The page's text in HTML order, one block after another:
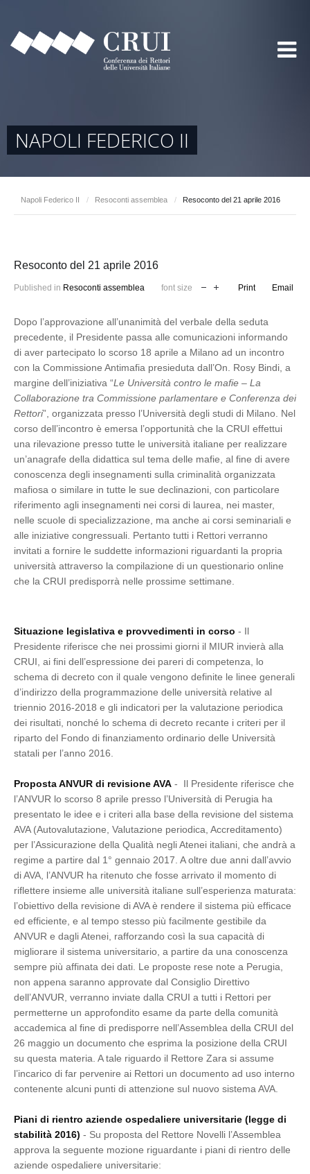
NAPOLI FEDERICO II
Napoli Federico II / Resoconti assemblea / Resoconto del 21 aprile 2016
Resoconto del 21 aprile 2016
Published in Resoconti assemblea font size Print Email
Dopo l’approvazione all’unanimità del verbale della seduta
precedente, il Presidente passa alle comunicazioni informando
di aver partecipato lo scorso 18 aprile a Milano ad un incontro
con la Commissione Antimafia presieduta dall’On. Rosy Bindi, a
margine dell’iniziativa “Le Università contro le mafie – La
Collaborazione tra Commissione parlamentare e Conferenza dei
Rettori”, organizzata presso l’Università degli studi di Milano. Nel
corso dell’incontro è emersa l’opportunità che la CRUI effettui
una rilevazione presso tutte le università italiane per realizzare
un’anagrafe della didattica sul tema delle mafie, al fine di avere
conoscenza degli insegnamenti sulla criminalità organizzata
mafiosa o similare in tutte le sue declinazioni, con particolare
riferimento agli insegnamenti nei corsi di laurea, nei master,
nelle scuole di specializzazione, ma anche ai corsi seminariali e
alle iniziative congressuali. Pertanto tutti i Rettori verranno
invitati a fornire le suddette informazioni riguardanti la propria
università attraverso la compilazione di un questionario online
che la CRUI predisporrà nelle prossime settimane.
Situazione legislativa e provvedimenti in corso - Il
Presidente riferisce che nei prossimi giorni il MIUR invierà alla
CRUI, ai fini dell’espressione dei pareri di competenza, lo
schema di decreto con il quale vengono definite le linee generali
d’indirizzo della programmazione delle università relative al
triennio 2016-2018 e gli indicatori per la valutazione periodica
dei risultati, nonché lo schema di decreto recante i criteri per il
riparto del Fondo di finanziamento ordinario delle Università
statali per l’anno 2016.
Proposta ANVUR di revisione AVA - Il Presidente riferisce che
l’ANVUR lo scorso 8 aprile presso l’Università di Perugia ha
presentato le idee e i criteri alla base della revisione del sistema
AVA (Autovalutazione, Valutazione periodica, Accreditamento)
per l’Assicurazione della Qualità negli Atenei italiani, che andrà a
regime a partire dal 1° gennaio 2017. A oltre due anni dall’avvio
di AVA, l’ANVUR ha ritenuto che fosse arrivato il momento di
riflettere insieme alle università italiane sull’esperienza maturata:
l’obiettivo della revisione di AVA è rendere il sistema più efficace
ed efficiente, e al tempo stesso più facilmente gestibile da
ANVUR e dagli Atenei, rafforzando così la sua capacità di
migliorare il sistema universitario, a partire da una conoscenza
sempre più affinata dei dati. Le proposte rese note a Perugia,
non appena saranno approvate dal Consiglio Direttivo
dell’ANVUR, verranno inviate dalla CRUI a tutti i Rettori per
permetterne un approfondito esame da parte della comunità
accademica al fine di predisporre nell’Assemblea della CRUI del
26 maggio un documento che esprima la posizione della CRUI
su questa materia. A tale riguardo il Rettore Zara si assume
l’incarico di far pervenire ai Rettori un documento ad uso interno
contenente alcuni punti di attenzione sul nuovo sistema AVA.
Piani di rientro aziende ospedaliere universitarie (legge di
stabilità 2016) - Su proposta del Rettore Novelli l’Assemblea
approva la seguente mozione riguardante i piani di rientro delle
aziende ospedaliere universitarie: